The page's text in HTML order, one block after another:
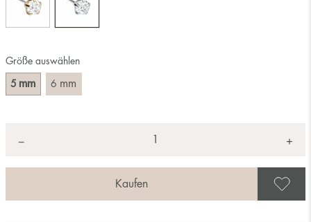
Größe auswählen
5 mm 6 mm
− +